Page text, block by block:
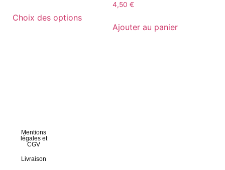
Choix des options
4,50 €
Ajouter au panier
Mentions
légales et
CGV
Livraison